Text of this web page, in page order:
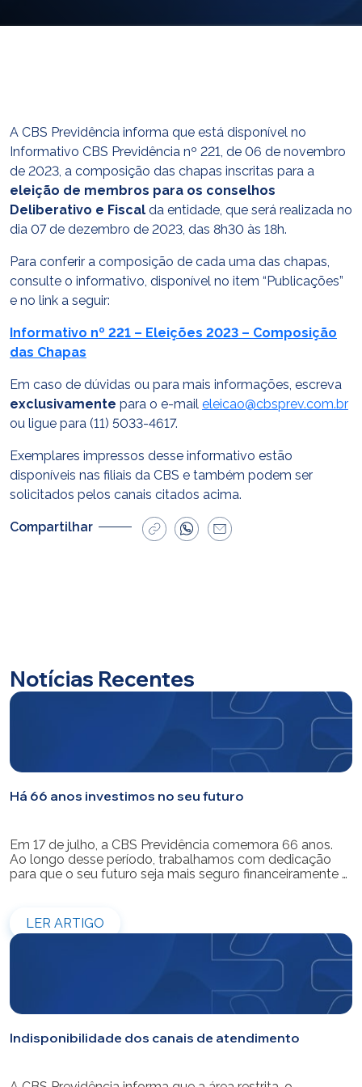
A CBS Previdência informa que está disponível no
Informativo CBS Previdência nº 221, de 06 de novembro
de 2023, a composição das chapas inscritas para a
eleição de membros para os conselhos
Deliberativo e Fiscal da entidade, que será realizada no
dia 07 de dezembro de 2023, das 8h30 às 18h.
Para conferir a composição de cada uma das chapas,
consulte o informativo, disponível no item “Publicações”
e no link a seguir:
Informativo nº 221 – Eleições 2023 – Composição
das Chapas
Em caso de dúvidas ou para mais informações, escreva
exclusivamente para o e-mail eleicao@cbsprev.com.br
ou ligue para (11) 5033-4617.
Exemplares impressos desse informativo estão
disponíveis nas filiais da CBS e também podem ser
solicitados pelos canais citados acima.
Compartilhar
Notícias Recentes
Há 66 anos investimos no seu futuro
Em 17 de julho, a CBS Previdência comemora 66 anos.
Ao longo desse período, trabalhamos com dedicação
para que o seu futuro seja mais seguro financeiramente e
eficiência e transparência os recursos dos nossos mais
de 39 mil participantes. Temos […]
LER ARTIGO
Indisponibilidade dos canais de atendimento